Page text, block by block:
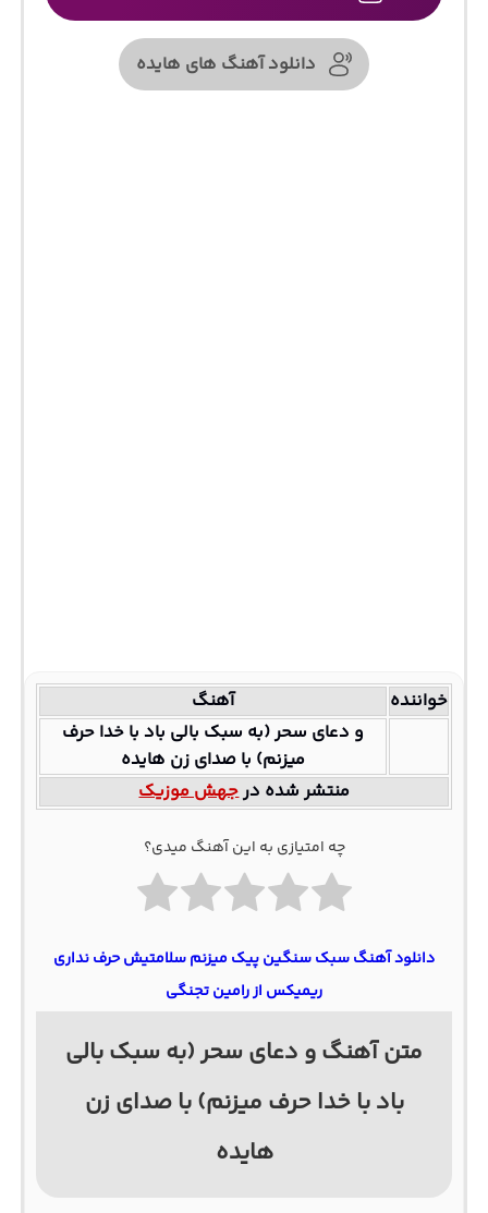
دانلود آهنگ های هایده
خواننده
آهنگ
و دعای سحر (به سبک بالی باد با خدا حرف
میزنم) با صدای زن هایده
منتشر شده درجهش موزیک
چه امتیازی به این آهنگ میدی؟
دانلود آهنگ سبک سنگین پیک میزنم سلامتیش حرف نداری
ریمیکس از رامین تجنگی
متن آهنگ و دعای سحر (به سبک بالی
باد با خدا حرف میزنم) با صدای زن
هایده